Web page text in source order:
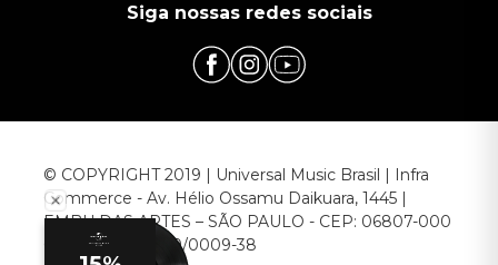
Siga nossas redes sociais
© COPYRIGHT 2019 | Universal Music Brasil | Infra
Commerce - Av. Hélio Ossamu Daikuara, 1445 |
EMBU DAS ARTES – SÃO PAULO - CEP: 06807-000
CNPJ: 00.952.789/0009-38